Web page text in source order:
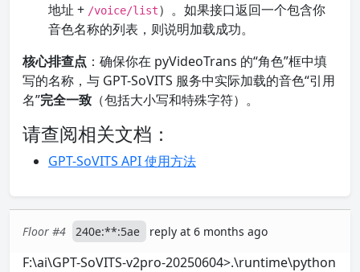
地址 + /voice/list）。如果接口返回一个包含你
音色名称的列表，则说明加载成功。
核心排查点 ：确保你在 pyVideoTrans 的“角色”框中填
写的名称，与 GPT-SoVITS 服务中实际加载的音色“引用
名”完全一致 （包括大小写和特殊字符）。
请查阅相关文档：
GPT-SoVITS API 使用方法
Floor #4 240e:**:5ae reply at 6 months ago
F:\ai\GPT-SoVITS-v2pro-20250604>.\runtime\python